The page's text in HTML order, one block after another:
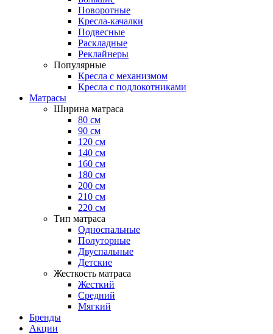
Поворотные
Кресла-качалки
Подвесные
Раскладные
Реклайнеры
Популярные
Кресла с механизмом
Кресла с подлокотниками
Матрасы
Ширина матраса
80 см
90 см
120 см
140 см
160 см
180 см
200 см
210 см
220 см
Тип матраса
Односпальные
Полуторные
Двуспальные
Детские
Жесткость матраса
Жесткий
Средний
Мягкий
Бренды
Акции